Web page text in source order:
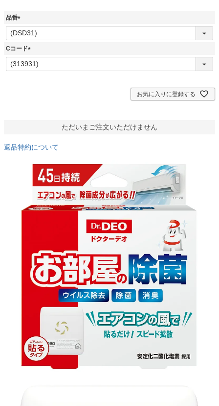
品番
(
必
須
Cコード
(
必
お気に入りに登録する
ただいまご注文いただけません
返品特約について